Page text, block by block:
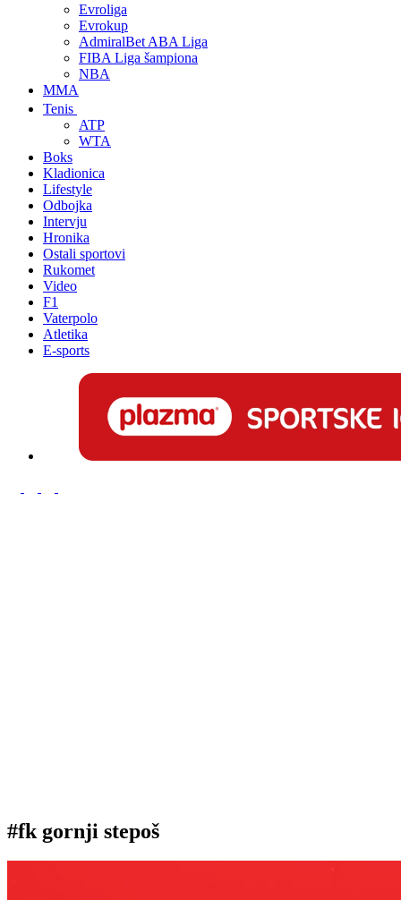
Evroliga
Evrokup
AdmiralBet ABA Liga
FIBA Liga šampiona
NBA
MMA
Tenis
ATP
WTA
Boks
Kladionica
Lifestyle
Odbojka
Intervju
Hronika
Ostali sportovi
Rukomet
Video
F1
Vaterpolo
Atletika
E-sports
#fk gornji stepoš